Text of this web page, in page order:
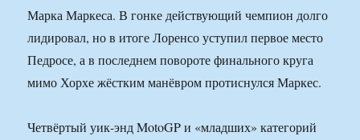
Марка Маркеса. В гонке действующий чемпион долго
лидировал, но в итоге Лоренсо уступил первое место
Педросе, а в последнем повороте финального круга
мимо Хорхе жёстким манёвром протиснулся Маркес.
Четвёртый уик-энд MotoGP и «младших» категорий